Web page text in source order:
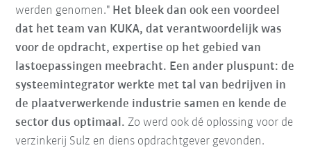
werden genomen." Het bleek dan ook een voordeel
dat het team van KUKA, dat verantwoordelijk was
voor de opdracht, expertise op het gebied van
lastoepassingen meebracht. Een ander pluspunt: de
systeemintegrator werkte met tal van bedrijven in
de plaatverwerkende industrie samen en kende de
sector dus optimaal. Zo werd ook dé oplossing voor de
verzinkerij Sulz en diens opdrachtgever gevonden.